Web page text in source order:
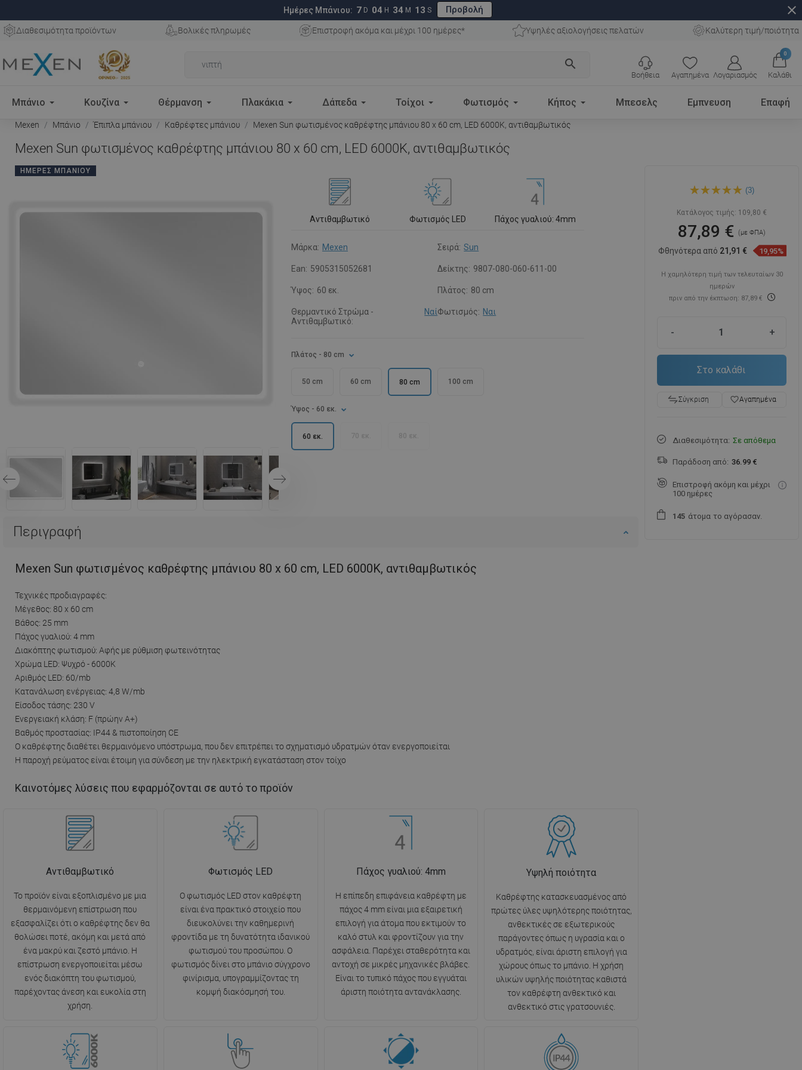
Ημέρες Μπάνιου: 7 D 04 H 34 M 12 S Προβολή close
Διαθεσιμότητα προϊόντων Βολικές πληρωμές Επιστροφή ακόμα και μέχρι 100 ημέρες* Υψηλές αξιολογήσεις πελατών Καλύτερη τιμή/ποιότητα
search
Αγαπημένα Λογαριασμός
0
Καλάθι
Βοήθεια
Μπάνιο Κουζίνα Θέρμανση Πλακάκια Δάπεδα Τοίχοι Φωτισμός Κήπος Μπεσελς Εμπνευση Επαφή
Mexen Μπάνιο Έπιπλα μπάνιου Καθρέφτες μπάνιου Mexen Sun φωτισμένος καθρέφτης μπάνιου 80 x 60 cm, LED 6000K, αντιθαμβωτικός
Mexen Sun φωτισμένος καθρέφτης μπάνιου 80 x 60 cm, LED 6000K, αντιθαμβωτικός
ΗΜΈΡΕΣ ΜΠΆΝΙΟΥ
Αντιθαμβωτικό Φωτισμός LED Πάχος γυαλιού: 4mm
Μάρκα: Mexen Σειρά: Sun
Ean: 5905315052681 Δείκτης: 9807-080-060-611-00
Ύψος: 60 εκ. Πλάτος: 80 cm
Θερμαντικό Στρώμα -
Αντιθαμβωτικό:
ΝαίΦωτισμός: Ναι
Πλάτος - 80 cm
50 cm 60 cm 80 cm 100 cm
Ύψος - 60 εκ.
60 εκ. 70 εκ. 80 εκ.
Περιγραφή
Mexen Sun φωτισμένος καθρέφτης μπάνιου 80 x 60 cm, LED 6000K, αντιθαμβωτικός
Τεχνικές προδιαγραφές:
Μέγεθος: 80 x 60 cm
Βάθος: 25 mm
Πάχος γυαλιού: 4 mm
Διακόπτης φωτισμού: Αφής με ρύθμιση φωτεινότητας
Χρώμα LED: Ψυχρό - 6000K
Αριθμός LED: 60/mb
Κατανάλωση ενέργειας: 4,8 W/mb
Είσοδος τάσης: 230 V
Ενεργειακή κλάση: F (πρώην A+)
Βαθμός προστασίας: IP44 & πιστοποίηση CE
Ο καθρέφτης διαθέτει θερμαινόμενο υπόστρωμα, που δεν επιτρέπει το σχηματισμό υδρατμών όταν ενεργοποιείται
Η παροχή ρεύματος είναι έτοιμη για σύνδεση με την ηλεκτρική εγκατάσταση στον τοίχο
Καινοτόμες λύσεις που εφαρμόζονται σε αυτό το προϊόν
Αντιθαμβωτικό
Το προϊόν είναι εξοπλισμένο με μια
θερμαινόμενη επίστρωση που
εξασφαλίζει ότι ο καθρέφτης δεν θα
θολώσει ποτέ, ακόμη και μετά από
ένα μακρύ και ζεστό μπάνιο. Η
επίστρωση ενεργοποιείται μέσω
ενός διακόπτη του φωτισμού,
παρέχοντας άνεση και ευκολία στη
χρήση.
Φωτισμός LED
Ο φωτισμός LED στον καθρέφτη
είναι ένα πρακτικό στοιχείο που
διευκολύνει την καθημερινή
φροντίδα με τη δυνατότητα ιδανικού
φωτισμού του προσώπου. Ο
φωτισμός δίνει στο μπάνιο σύγχρονο
φινίρισμα, υπογραμμίζοντας τη
κομψή διακόσμησή του.
Πάχος γυαλιού: 4mm
Η επίπεδη επιφάνεια καθρέφτη με
πάχος 4 mm είναι μια εξαιρετική
επιλογή για άτομα που εκτιμούν το
καλό στυλ και φροντίζουν για την
ασφάλεια. Παρέχει σταθερότητα και
αντοχή σε μικρές μηχανικές βλάβες.
Είναι το τυπικό πάχος που εγγυάται
άριστη ποιότητα αντανάκλασης.
Υψηλή ποιότητα
Καθρέφτης κατασκευασμένος από
πρώτες ύλες υψηλότερης ποιότητας,
ανθεκτικές σε εξωτερικούς
παράγοντες όπως η υγρασία και ο
υδρατμός, είναι άριστη επιλογή για
χώρους όπως το μπάνιο. Η χρήση
υλικών υψηλής ποιότητας καθιστά
τον καθρέφτη ανθεκτικό και
ανθεκτικό στις γρατσουνιές.
καθρέφτης μπάνιου 80 x 60
αντιθαμβωτικός
(3)
Κατάλογος τιμής: 109,80 €
87,89 €(με ΦΠΑ)
Φθηνότερα από 21,91 € 19,95%
Η χαμηλότερη τιμή των τελευταίων 30
ημερών
πριν από την έκπτωση: 87,89 €
- +
Στο καλάθι
Σύγκριση favorite_borderΑγαπημένα
Διαθεσιμότητα: Σε απόθεμα
Παράδοση από: 36.99 €
Επιστροφή ακόμη και μέχρι
100 ημέρες
1 45 άτομα το αγόρασαν.